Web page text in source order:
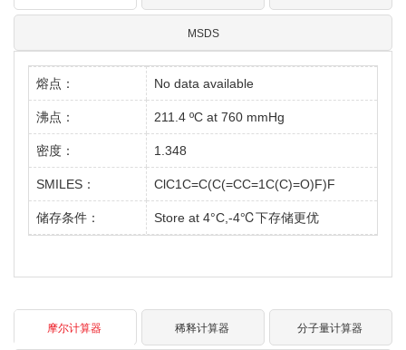
MSDS
熔点： No data available
沸点： 211.4 ºC at 760 mmHg
密度： 1.348
SMILES： ClC1C=C(C(=CC=1C(C)=O)F)F
储存条件： Store at 4°C,-4℃下存储更优
摩尔计算器 稀释计算器 分子量计算器